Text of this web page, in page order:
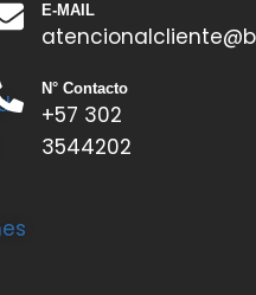
E-MAIL
N° Contacto
+57 302
3544202